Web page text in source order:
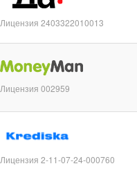
Лицензия 2403322010013
Лицензия 002959
Лицензия 2-11-07-24-000760